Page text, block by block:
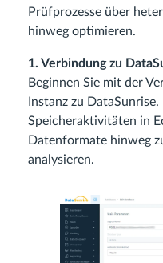
Prüfprozesse über
hinweg optimieren.
1. Verbindung zu
Beginnen Sie mit der
Instanz zu
Speicheraktivitäten in
Datenformate hinweg
analysieren.